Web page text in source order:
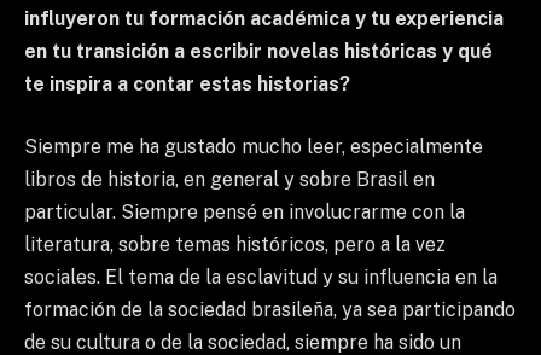
influyeron tu formación académica y tu experiencia
en tu transición a escribir novelas históricas y qué
te inspira a contar estas historias?
Siempre me ha gustado mucho leer, especialmente
libros de historia, en general y sobre Brasil en
particular. Siempre pensé en involucrarme con la
literatura, sobre temas históricos, pero a la vez
sociales. El tema de la esclavitud y su influencia en la
formación de la sociedad brasileña, ya sea participando
de su cultura o de la sociedad, siempre ha sido un